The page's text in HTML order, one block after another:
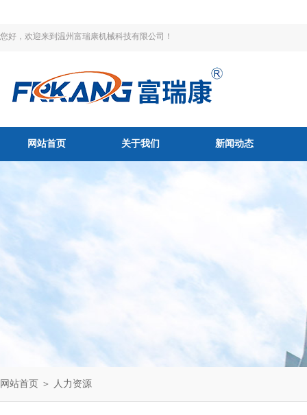
您好，欢迎来到温州富瑞康机械科技有限公司！
网站首页 关于我们 新闻动态
网站首页 ＞ 人力资源